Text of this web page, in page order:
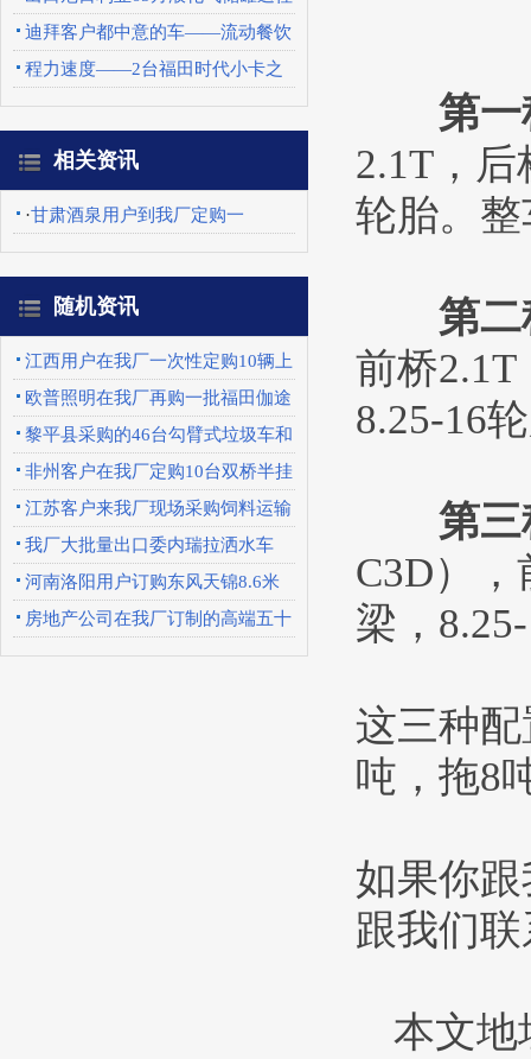
上海港口
迪拜客户都中意的车——流动餐饮
车
程力速度——2台福田时代小卡之
星3扫路车发往山
相关资讯
·甘肃酒泉用户到我厂定购一
随机资讯
江西用户在我厂一次性定购10辆上
蓝牌的东风劲勇
欧普照明在我厂再购一批福田伽途
广告宣传车
黎平县采购的46台勾臂式垃圾车和
307个垃圾箱开始
非州客户在我厂定购10台双桥半挂
平板车
江苏客户来我厂现场采购饲料运输
车
我厂大批量出口委内瑞拉洒水车
河南洛阳用户订购东风天锦8.6米
气瓶运输车顺利
房地产公司在我厂订制的高端五十
铃LED广告宣传
第
2.1T，后
轮胎。整
第
前桥2.1T
8.25-16
第
C3D），
梁，
这三种
吨，拖8
如果你
跟我们
本文地